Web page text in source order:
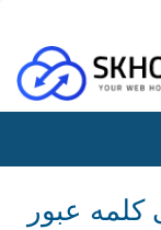
کلمه عبور